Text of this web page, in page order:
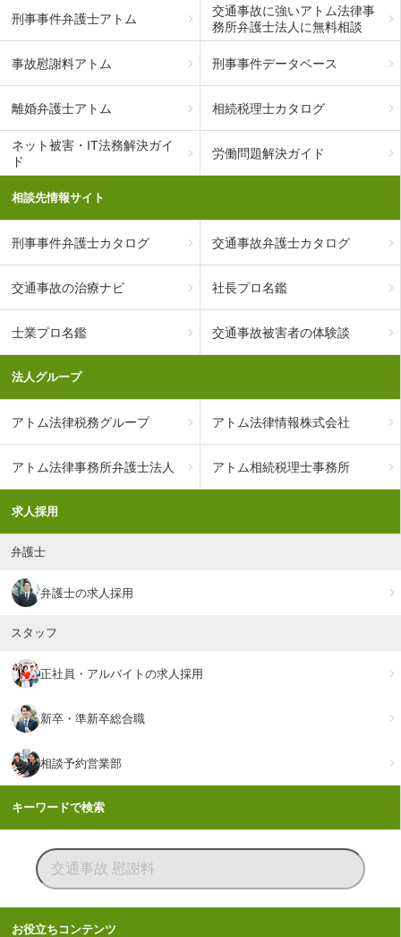
刑事事件弁護士アトム
交通事故に強いアトム法律事
務所弁護士法人に無料相談
事故慰謝料アトム 刑事事件データベース
離婚弁護士アトム 相続税理士カタログ
ネット被害・IT法務解決ガイ
ド
労働問題解決ガイド
相談先情報サイト
刑事事件弁護士カタログ 交通事故弁護士カタログ
交通事故の治療ナビ 社長プロ名鑑
士業プロ名鑑 交通事故被害者の体験談
法人グループ
アトム法律税務グループ アトム法律情報株式会社
アトム法律事務所弁護士法人 アトム相続税理士事務所
求人採用
弁護士
弁護士の求人採用
スタッフ
正社員・アルバイトの求人採用
新卒・準新卒総合職
相談予約営業部
キーワードで検索
お役立ちコンテンツ